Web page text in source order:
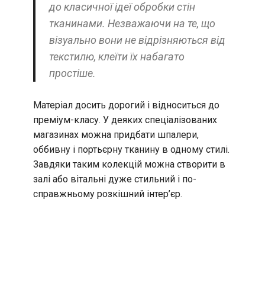
до класичної ідеї обробки стін
тканинами. Незважаючи на те, що
візуально вони не відрізняються від
текстилю, клеїти їх набагато
простіше.
Матеріал досить дорогий і відноситься до
преміум-класу. У деяких спеціалізованих
магазинах можна придбати шпалери,
оббивну і портьєрну тканину в одному стилі.
Завдяки таким колекцій можна створити в
залі або вітальні дуже стильний і по-
справжньому розкішний інтер’єр.